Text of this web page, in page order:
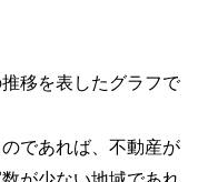
移を表したグラフで
であれば、不動産が